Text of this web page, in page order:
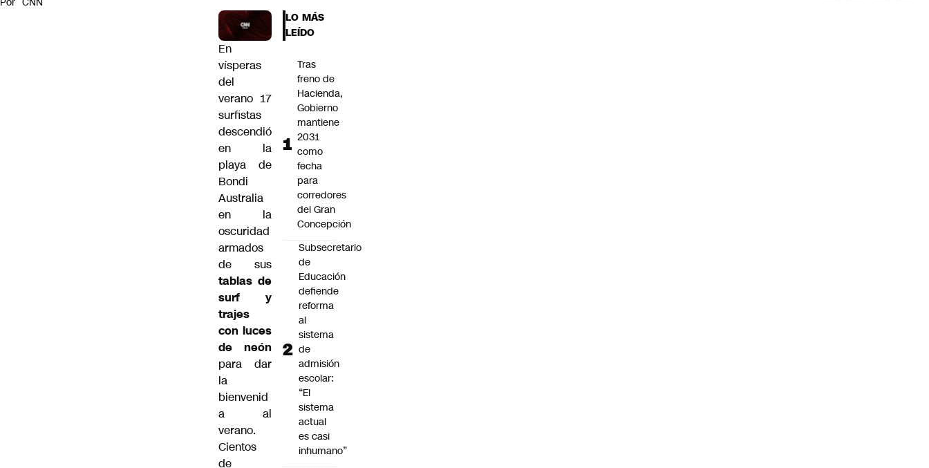
Servicios
En
vísperas
del
verano 17
surfistas
descendió
en la
playa de
Bondi
Australia
en la
oscuridad
armados
de sus
tablas de
surf y
trajes
con luces
de neón
para dar
la
bienvenid
a al
verano.
Cientos
de
LO MÁS
LEÍDO
Tras
freno de
Hacienda,
Gobierno
mantiene
2031
como
fecha
para
corredores
del Gran
Concepción
Subsecretario
de
Educación
defiende
reforma
al
sistema
de
admisión
escolar:
“El
sistema
actual
es casi
inhumano”